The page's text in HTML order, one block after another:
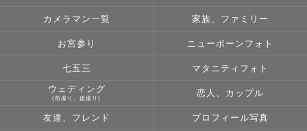
①ご予約
②カウンセリングシート入力
⑤2週間程度でお渡し
カメラマン一覧 家族、ファミリー
お宮参り ニューボーンフォト
七五三 マタニティフォト
ウェディング
(前撮り、後撮り)
恋人、カップル
友達、フレンド プロフィール写真